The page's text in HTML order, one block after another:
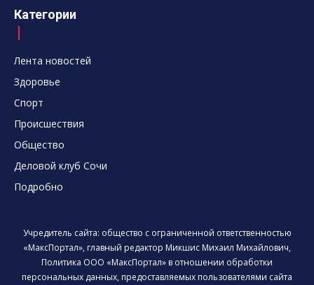
Категории
Лента новостей
Здоровье
Спорт
Происшествия
Общество
Деловой клуб Сочи
Подробно
Учредитель сайта: общество с ограниченной ответственностью
«МаксПортал», главный редактор Микшис Михаил Михайлович,
Политика ООО «МаксПортал» в отношении обработки
персональных данных, предоставляемых пользователями сайта